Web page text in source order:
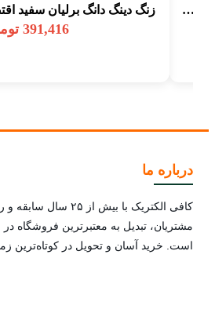
پریز برق ارتدار بارانی برلیان IP44 سفید اقتصادی ايران الکتریک زنگ دینگ دانگ برلیان سفید
391,416
درباره ما
کافی الکتریک با بیش از
مشتریان، تبدیل به معتبرترین فروشگاه
است. خرید آسان و تحویل در کوتاه‌ترین